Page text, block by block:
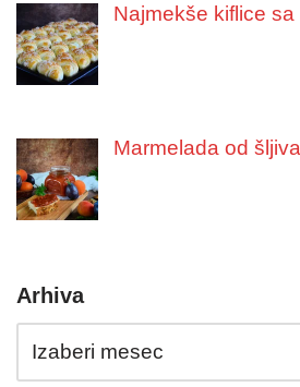
Najmekše kiflice
Marmelada od
Arhiva